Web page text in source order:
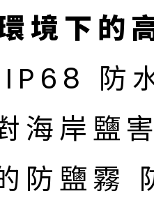
境下的
IP68 防
海岸鹽
防鹽霧